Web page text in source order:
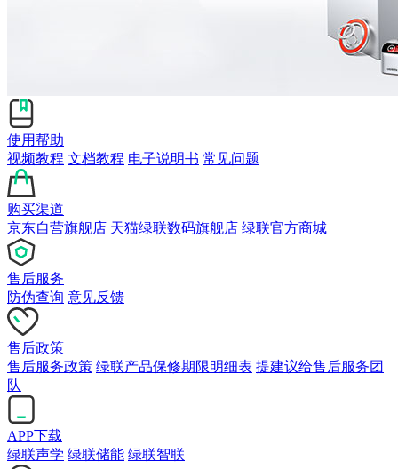
使用帮助
视频教程 文档教程 电子说明书 常见问题
购买渠道
京东自营旗舰店 天猫绿联数码旗舰店 绿联官方商城
售后服务
防伪查询 意见反馈
售后政策
售后服务政策 绿联产品保修期限明细表 提建议给售后服务团
队
APP下载
绿联声学 绿联储能 绿联智联